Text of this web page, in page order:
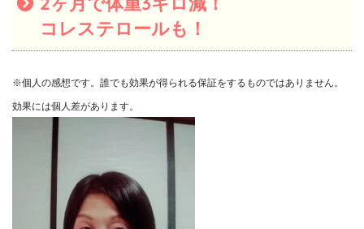
コレステロールも！
※個人の感想です。誰でも効果が得られる保証をするものではありません。
効果には個人差があります。